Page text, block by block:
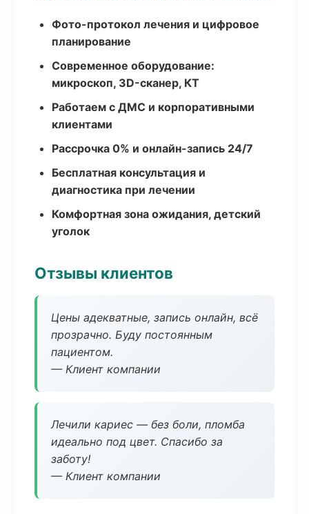
Фото-протокол лечения и цифровое
планирование
Современное оборудование:
микроскоп, 3D-сканер, КТ
Работаем с ДМС и корпоративными
клиентами
Рассрочка 0% и онлайн-запись 24/7
Бесплатная консультация и
диагностика при лечении
Комфортная зона ожидания, детский
уголок
Отзывы клиентов
Цены адекватные, запись онлайн, всё
прозрачно. Буду постоянным
пациентом.
— Клиент компании
Лечили кариес — без боли, пломба
идеально под цвет. Спасибо за
заботу!
— Клиент компании